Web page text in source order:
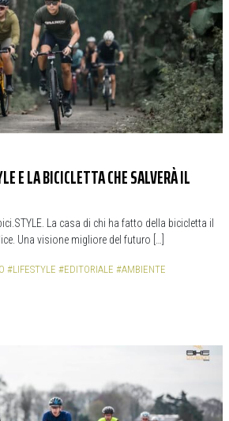
E LA BICICLETTA CHE SALVERÀ IL
La casa di chi ha fatto della bicicletta il
Una visione migliore del futuro […]
#LIFESTYLE #EDITORIALE #AMBIENTE